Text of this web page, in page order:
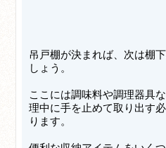
吊戸棚が決まれば、次は棚
しょう。
ここには調味料や調理器具
理中に手を止めて取り出す
ります。